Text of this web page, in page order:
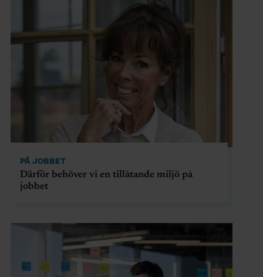
PÅ JOBBET
Därför behöver vi en tillåtande miljö på
jobbet